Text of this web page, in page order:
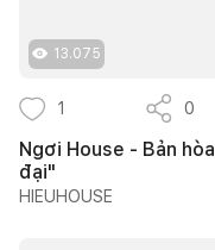
13.075
1 0
Ngơi House - Bản
đại"
HIEUHOUSE